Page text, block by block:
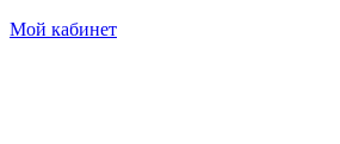
Мой кабинет